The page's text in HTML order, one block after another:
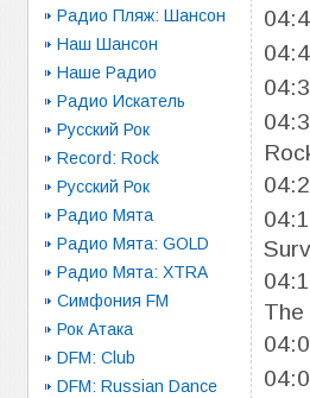
Радио Пляж: Шансон
Наш Шансон
Наше Радио
Радио Искатель
Русский Рок
Record: Rock
Русский Рок
Радио Мята
Радио Мята: GOLD
Радио Мята: XTRA
Симфония FM
Рок Атака
DFM: Club
DFM: Russian Dance
The